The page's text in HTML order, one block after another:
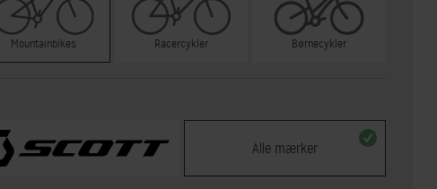
Mountainbikes Racercykler Børnecykler
Alle mærker